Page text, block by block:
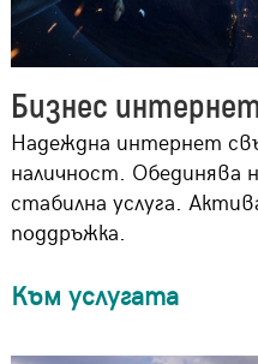
Бизнес
Надеждна интернет
наличност. Обединява
стабилна услуга.
поддръжка.
Към услугата